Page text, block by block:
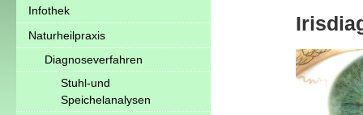
Infothek
Naturheilpraxis
Diagnoseverfahren
Stuhl-und
Speichelanalysen